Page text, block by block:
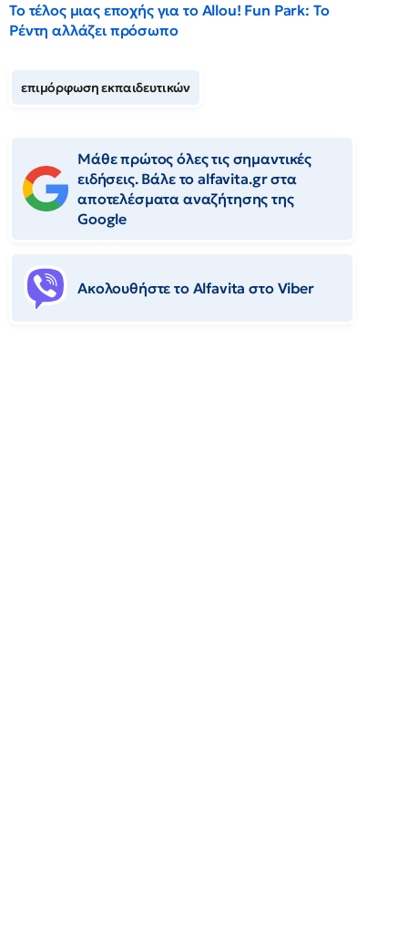
Το τέλος μιας εποχής για το Allou! Fun Park: Το
Ρέντη αλλάζει πρόσωπο
επιμόρφωση εκπαιδευτικών
Μάθε πρώτος όλες τις σημαντικές
ειδήσεις. Βάλε το alfavita.gr στα
αποτελέσματα αναζήτησης της
Google
Ακολουθήστε το Αlfavita στο Viber